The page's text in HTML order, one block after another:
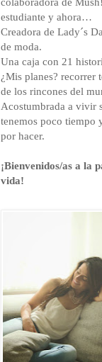
estudiante y ahora…
Creadora de Lady´s
de moda.
Una caja con 21
¿Mis planes? recorrer
de los rincones del
Acostumbrada a vivir
tenemos poco tiempo
por hacer.
¡Bienvenidos/as a la
vida!